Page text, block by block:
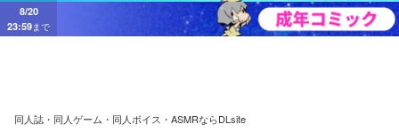
8/20
23:59まで
同人誌・同人ゲーム・同人ボイス・ASMRならDLsite